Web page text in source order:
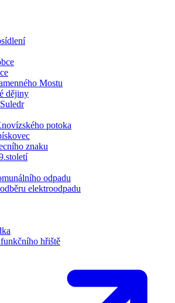
Mostu
dějiny
potoka
znaku
odpadu
elektroodpadu
hřiště